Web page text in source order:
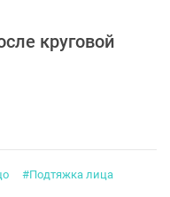
круговой
#Подтяжка лица